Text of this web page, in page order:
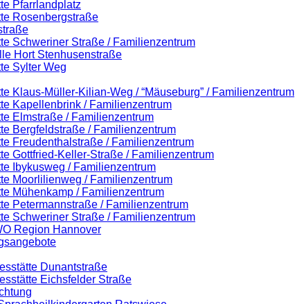
Pfarrlandplatz
Rosenbergstraße
Schweriner Straße / Familienzentrum
Hort Stenhusenstraße
Sylter Weg
Klaus-Müller-Kilian-Weg / “Mäuseburg” / Familienzentrum
Kapellenbrink / Familienzentrum
Elmstraße / Familienzentrum
Bergfeldstraße / Familienzentrum
Freudenthalstraße / Familienzentrum
Gottfried-Keller-Straße / Familienzentrum
Ibykusweg / Familienzentrum
Moorlilienweg / Familienzentrum
Mühenkamp / Familienzentrum
Petermannstraße / Familienzentrum
Schweriner Straße / Familienzentrum
Region Hannover
Dunantstraße
Eichsfelder Straße